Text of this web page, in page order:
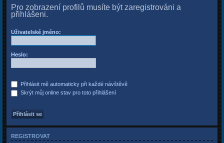
Pro zobrazení profilů musíte být zaregistrováni a
přihlášeni.
Uživatelské jméno:
Heslo:
Přihlásit mě automaticky při každé návštěvě
Skrýt můj online stav pro toto přihlášení
REGISTROVAT